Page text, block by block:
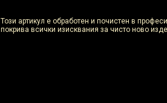
Този артикул е обработен и почистен в
покрива всички изисквания за чисто ново